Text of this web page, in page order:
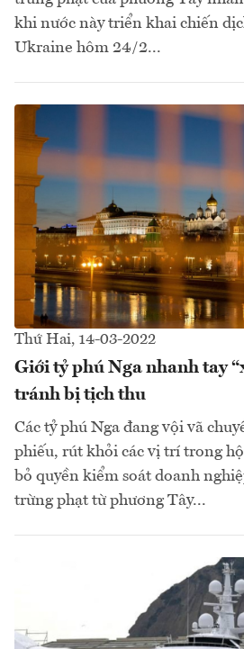
khi nước này triển khai chiến
Ukraine hôm 24/2...
Thứ Hai, 14-03-2022
Giới tỷ phú Nga nhanh tay
tránh bị tịch thu
Các tỷ phú Nga đang vội vã
phiếu, rút khỏi các vị trí trong
bỏ quyền kiểm soát doanh
trừng phạt từ phương Tây...